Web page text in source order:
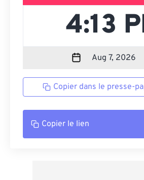
Copier dans le presse-
Copier le lien